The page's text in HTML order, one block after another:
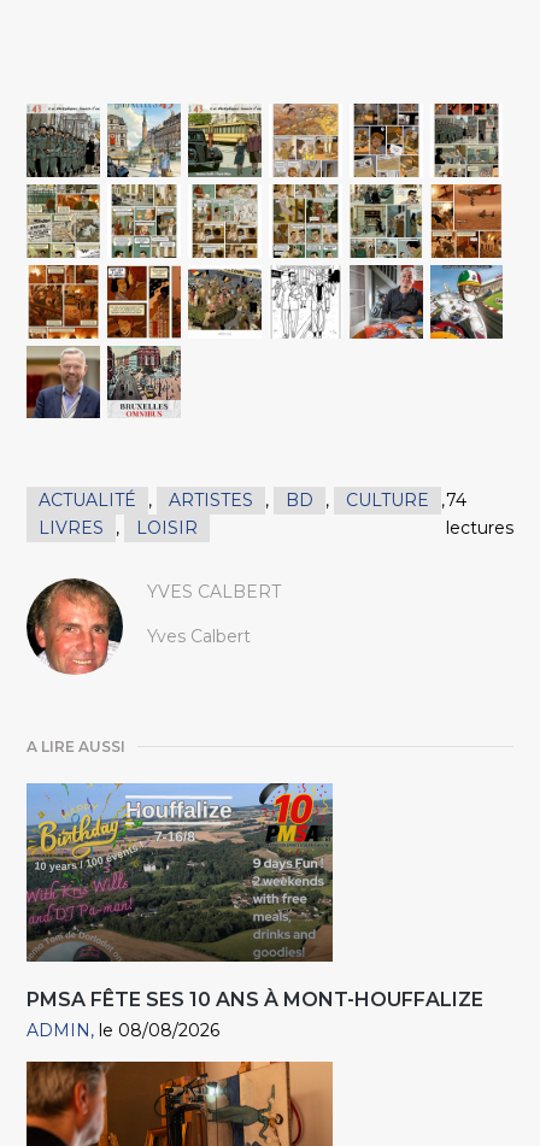
ACTUALITÉ , ARTISTES , BD , CULTURE
,
LIVRES
, LOISIR
74
lectures
YVES CALBERT
Yves Calbert
A LIRE AUSSI
PMSA FÊTE SES 10 ANS À MONT-HOUFFALIZE
ADMIN le 08/08/2026